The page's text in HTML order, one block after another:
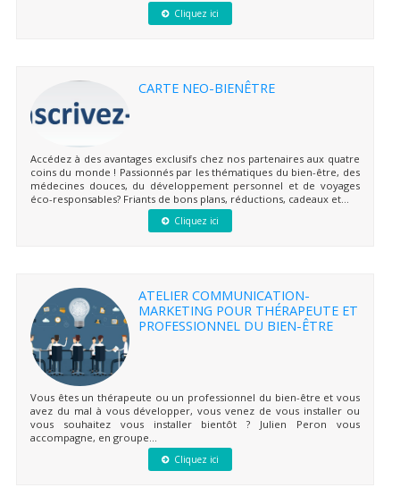
Cliquez ici
CARTE NEO-BIENÊTRE
Accédez à des avantages exclusifs chez nos partenaires aux quatre
coins du monde ! Passionnés par les thématiques du bien-être, des
médecines douces, du développement personnel et de voyages
éco-responsables? Friants de bons plans, réductions, cadeaux et...
Cliquez ici
ATELIER COMMUNICATION-
MARKETING POUR THÉRAPEUTE ET
PROFESSIONNEL DU BIEN-ÊTRE
Vous êtes un thérapeute ou un professionnel du bien-être et vous
avez du mal à vous développer, vous venez de vous installer ou
vous souhaitez vous installer bientôt ? Julien Peron vous
accompagne, en groupe...
Cliquez ici